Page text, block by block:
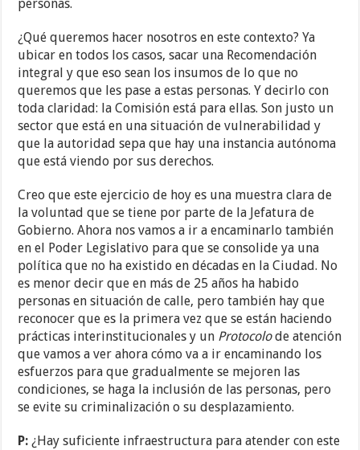
personas.
¿Qué queremos hacer nosotros en este contexto? Ya
ubicar en todos los casos, sacar una Recomendación
integral y que eso sean los insumos de lo que no
queremos que les pase a estas personas. Y decirlo con
toda claridad: la Comisión está para ellas. Son justo un
sector que está en una situación de vulnerabilidad y
que la autoridad sepa que hay una instancia autónoma
que está viendo por sus derechos.
Creo que este ejercicio de hoy es una muestra clara de
la voluntad que se tiene por parte de la Jefatura de
Gobierno. Ahora nos vamos a ir a encaminarlo también
en el Poder Legislativo para que se consolide ya una
política que no ha existido en décadas en la Ciudad. No
es menor decir que en más de 25 años ha habido
personas en situación de calle, pero también hay que
reconocer que es la primera vez que se están haciendo
prácticas interinstitucionales y un Protocolode atención
que vamos a ver ahora cómo va a ir encaminando los
esfuerzos para que gradualmente se mejoren las
condiciones, se haga la inclusión de las personas, pero
se evite su criminalización o su desplazamiento.
P: ¿Hay suficiente infraestructura para atender con este